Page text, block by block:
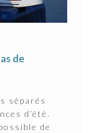
de
séparés
d’été.
de